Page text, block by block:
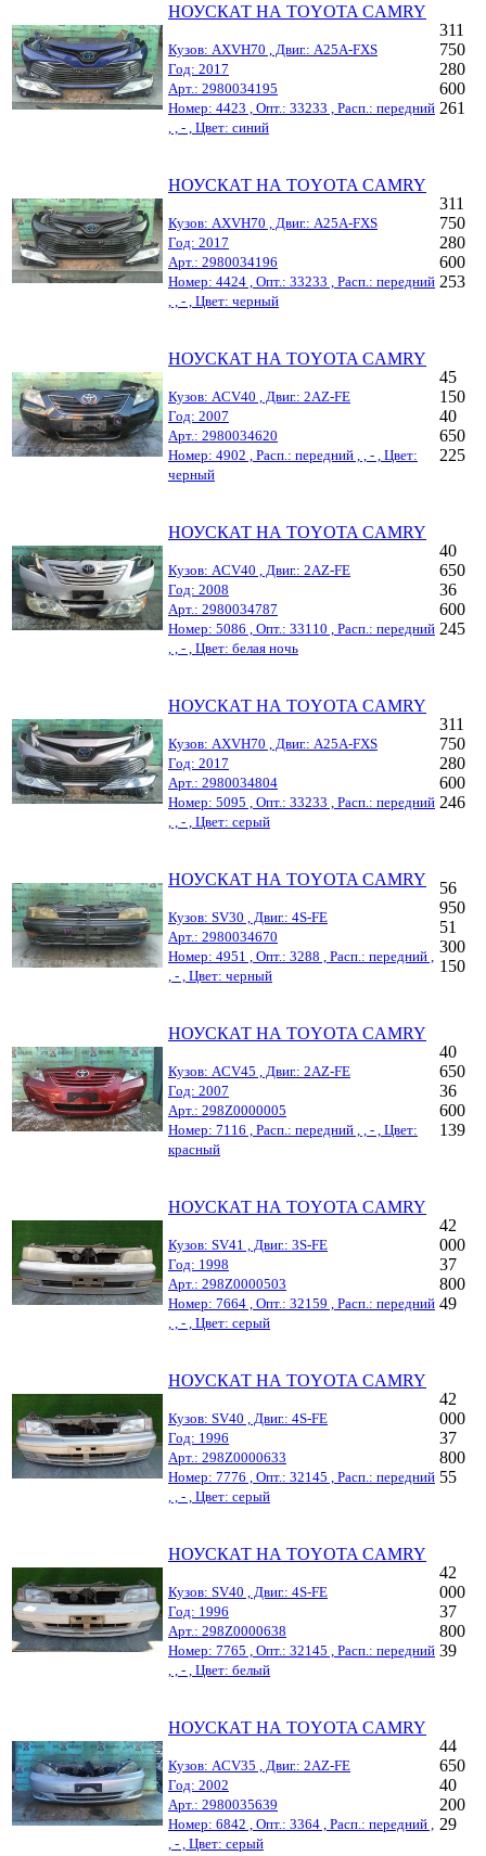
НОУСКАТ НА TOYOTA CAMRY
Кузов: AXVH70 , Двиг.: A25A-FXS
Год: 2017
Арт.: 2980034195
Номер: 4423 , Опт.: 33233 , Расп.: передний
, , - , Цвет: синий
311
750
280
600
261
НОУСКАТ НА TOYOTA CAMRY
Кузов: AXVH70 , Двиг.: A25A-FXS
Год: 2017
Арт.: 2980034196
Номер: 4424 , Опт.: 33233 , Расп.: передний
, , - , Цвет: черный
311
750
280
600
253
НОУСКАТ НА TOYOTA CAMRY
Кузов: ACV40 , Двиг.: 2AZ-FE
Год: 2007
Арт.: 2980034620
Номер: 4902 , Расп.: передний , , - , Цвет:
черный
45
150
40
650
225
НОУСКАТ НА TOYOTA CAMRY
Кузов: ACV40 , Двиг.: 2AZ-FE
Год: 2008
Арт.: 2980034787
Номер: 5086 , Опт.: 33110 , Расп.: передний
, , - , Цвет: белая ночь
40
650
36
600
245
НОУСКАТ НА TOYOTA CAMRY
Кузов: AXVH70 , Двиг.: A25A-FXS
Год: 2017
Арт.: 2980034804
Номер: 5095 , Опт.: 33233 , Расп.: передний
, , - , Цвет: серый
311
750
280
600
246
НОУСКАТ НА TOYOTA CAMRY
Кузов: SV30 , Двиг.: 4S-FE
Арт.: 2980034670
Номер: 4951 , Опт.: 3288 , Расп.: передний ,
, - , Цвет: черный
56
950
51
300
150
НОУСКАТ НА TOYOTA CAMRY
Кузов: ACV45 , Двиг.: 2AZ-FE
Год: 2007
Арт.: 298Z0000005
Номер: 7116 , Расп.: передний , , - , Цвет:
красный
40
650
36
600
139
НОУСКАТ НА TOYOTA CAMRY
Кузов: SV41 , Двиг.: 3S-FE
Год: 1998
Арт.: 298Z0000503
Номер: 7664 , Опт.: 32159 , Расп.: передний
, , - , Цвет: серый
42
000
37
800
49
НОУСКАТ НА TOYOTA CAMRY
Кузов: SV40 , Двиг.: 4S-FE
Год: 1996
Арт.: 298Z0000633
Номер: 7776 , Опт.: 32145 , Расп.: передний
, , - , Цвет: серый
42
000
37
800
55
НОУСКАТ НА TOYOTA CAMRY
Кузов: SV40 , Двиг.: 4S-FE
Год: 1996
Арт.: 298Z0000638
Номер: 7765 , Опт.: 32145 , Расп.: передний
, , - , Цвет: белый
42
000
37
800
39
НОУСКАТ НА TOYOTA CAMRY
Кузов: ACV35 , Двиг.: 2AZ-FE
Год: 2002
Арт.: 2980035639
Номер: 6842 , Опт.: 3364 , Расп.: передний ,
, - , Цвет: серый
44
650
40
200
29